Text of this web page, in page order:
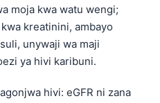
moja kwa watu wengi;
kreatinini, ambayo
unywaji wa maji
ya hivi karibuni.
hivi: eGFR ni zana